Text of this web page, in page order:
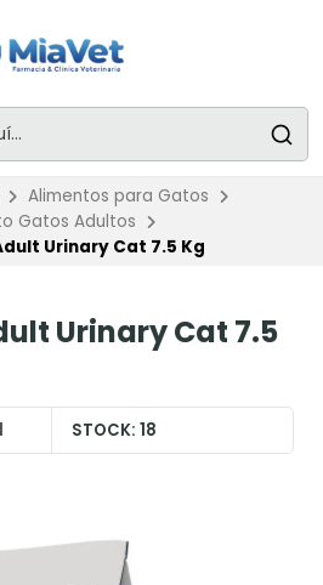
Alimentos para Gatos
Gatos Adultos
Urinary Cat 7.5 Kg
Urinary Cat 7.5
STOCK: 18